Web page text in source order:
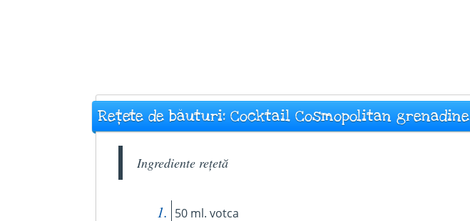
Rețete de băuturi: Cocktail Cosmopolitan grenadine
Ingrediente rețetă
50 ml. votca